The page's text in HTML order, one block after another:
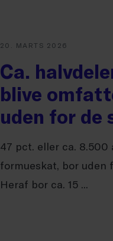
20. MARTS 2026
Ca.
blive
uden for de
47 pct. eller ca.
formueskat, bor uden
Heraf bor ca. 15 ...